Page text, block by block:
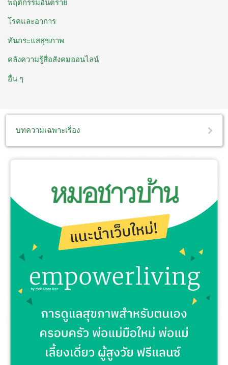
พฤติกรรมอันตราย
โรคและอาการ
ทันกระแสสุขภาพ
คลังความรู้สื่อสังคมออนไลน์
อื่น ๆ
บทความเฉพาะเรื่อง